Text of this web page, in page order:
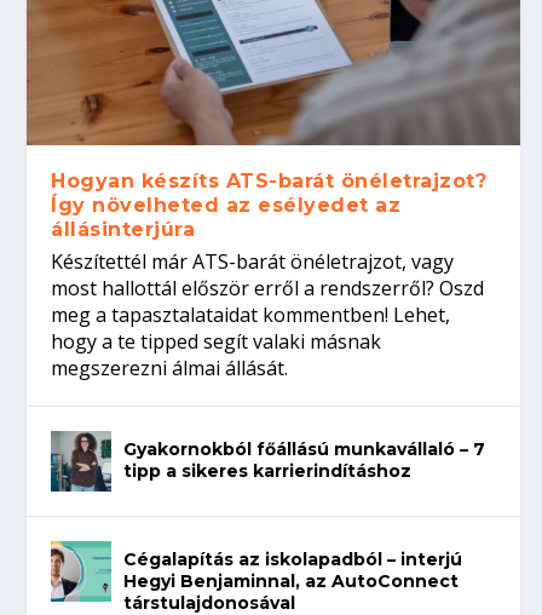
Hogyan készíts ATS-barát önéletrajzot?
Így növelheted az esélyedet az
állásinterjúra
Készítettél már ATS-barát önéletrajzot, vagy
most hallottál először erről a rendszerről? Oszd
meg a tapasztalataidat kommentben! Lehet,
hogy a te tipped segít valaki másnak
megszerezni álmai állását.
Gyakornokból főállású munkavállaló – 7
tipp a sikeres karrierindításhoz
Cégalapítás az iskolapadból – interjú
Hegyi Benjaminnal, az AutoConnect
társtulajdonosával